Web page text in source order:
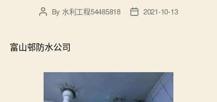
PostBy 水利工程54485818
Post2021-10-13
富山邨防水公司